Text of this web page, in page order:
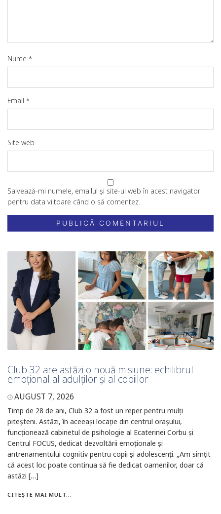
Nume *
Email *
Site web
Salvează-mi numele, emailul și site-ul web în acest navigator
pentru data viitoare când o să comentez.
Club 32 are astăzi o nouă misiune: echilibrul
emoțional al adulților și al copiilor
AUGUST 7, 2026
Timp de 28 de ani, Club 32 a fost un reper pentru mulți
piteșteni. Astăzi, în aceeași locație din centrul orașului,
funcționează cabinetul de psihologie al Ecaterinei Corbu și
Centrul FOCUS, dedicat dezvoltării emoționale și
antrenamentului cognitiv pentru copii și adolescenți. „Am simțit
că acest loc poate continua să fie dedicat oamenilor, doar că
astăzi […]
CITEȘTE MAI MULT...